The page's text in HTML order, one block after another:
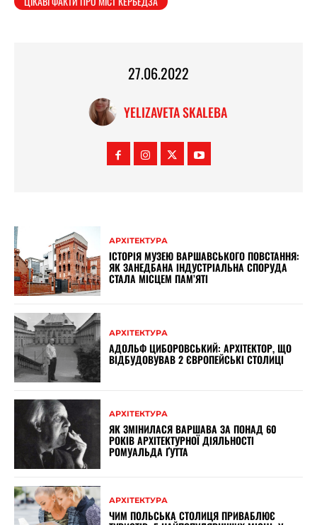
27.06.2022
YELIZAVETA SKALEBA
АРХІТЕКТУРА
ІСТОРІЯ МУЗЕЮ ВАРШАВСЬКОГО ПОВСТАННЯ:
ЯК ЗАНЕДБАНА ІНДУСТРІАЛЬНА СПОРУДА
СТАЛА МІСЦЕМ ПАМ’ЯТІ
АРХІТЕКТУРА
АДОЛЬФ ЦИБОРОВСЬКИЙ: АРХІТЕКТОР, ЩО
ВІДБУДОВУВАВ 2 ЄВРОПЕЙСЬКІ СТОЛИЦІ
АРХІТЕКТУРА
ЯК ЗМІНИЛАСЯ ВАРШАВА ЗА ПОНАД 60
РОКІВ АРХІТЕКТУРНОЇ ДІЯЛЬНОСТІ
РОМУАЛЬДА ҐУТТА
АРХІТЕКТУРА
ЧИМ ПОЛЬСЬКА СТОЛИЦЯ ПРИВАБЛЮЄ